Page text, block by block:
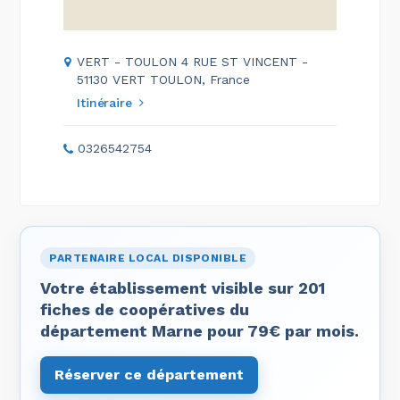
VERT - TOULON 4 RUE ST VINCENT -
51130 VERT TOULON, France
Itinéraire
0326542754
PARTENAIRE LOCAL DISPONIBLE
Votre établissement visible sur 201
fiches de coopératives du
département Marne pour 79€ par mois.
Réserver ce département